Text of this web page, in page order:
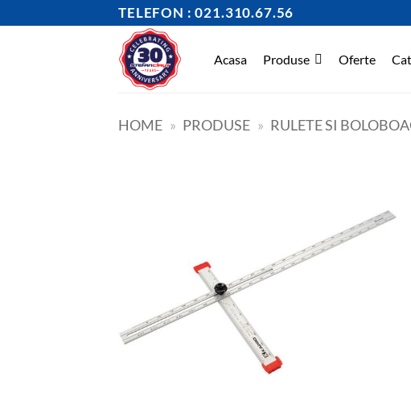
to
TELEFON : 021.310.67.56
Acasa Produse Oferte
HOME » PRODUSE » RULETE SI